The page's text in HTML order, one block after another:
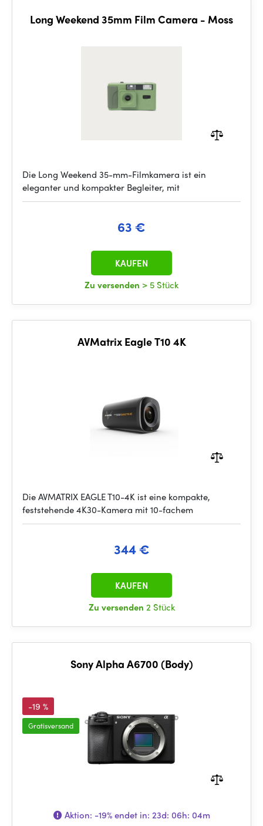
Long Weekend 35mm Film Camera - Moss
Die Long Weekend 35-mm-Filmkamera ist ein
eleganter und kompakter Begleiter, mit
63 €
Zu versenden > 5 Stück
KAUFEN
AVMatrix Eagle T10 4K
Die AVMATRIX EAGLE T10-4K ist eine kompakte,
feststehende 4K30-Kamera mit 10-fachem
344 €
Zu versenden 2 Stück
KAUFEN
Sony Alpha A6700 (Body)
-19 %
Gratisversand
Aktion: -19%endet in: 23d: 06h: 04m